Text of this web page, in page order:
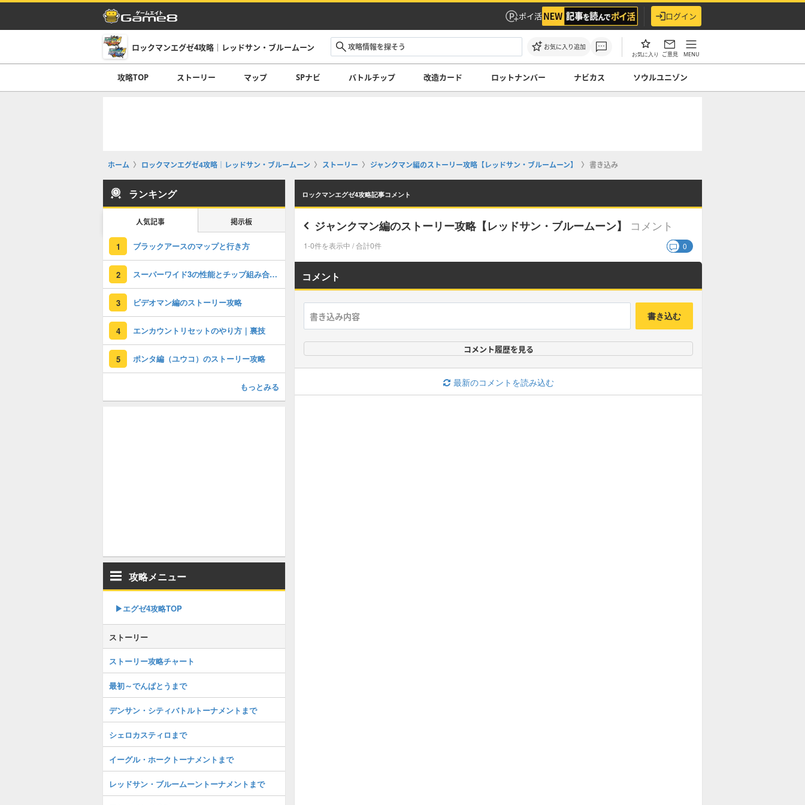
ポイ活 ログイン
ロックマンエグゼ4攻略｜レッドサン・ブルームーン お気に入り追加
お気に入り ご意見 MENU
攻略TOP ストーリー マップ SPナビ バトルチップ 改造カード ロットナンバー ナビカス ソウルユニゾン
ホーム ロックマンエグゼ4攻略｜レッドサン・ブルームーン ストーリー ジャンクマン編のストーリー攻略【レッドサン・ブルームーン】 書き込み
ロックマンエグゼ4攻略記事コメント
ジャンクマン編のストーリー攻略【レッドサン・ブルームーン】 コメント
1-0件を表示中 / 合計0件 0
コメント
書き込む
コメント履歴を見る
最新のコメントを読み込む
ランキング
人気記事 掲示板
1 ブラックアースのマップと行き方
2 スーパーワイド3の性能とチップ組み合わせ
3 ビデオマン編のストーリー攻略
4 エンカウントリセットのやり方｜裏技
5 ポンタ編（ユウコ）のストーリー攻略
もっとみる
攻略メニュー
▶︎エグゼ4攻略TOP
ストーリー
ストーリー攻略チャート
最初～でんぱとうまで
デンサン・シティバトルトーナメントまで
シェロカスティロまで
イーグル・ホークトーナメントまで
レッドサン・ブルームーントーナメントまで